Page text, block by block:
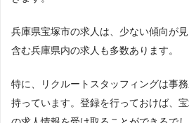
兵庫県宝塚市の求人は、少ない傾向が
含む兵庫県内の求人も多数あります。
特に、リクルートスタッフィングは事
持っています。登録を行っておけば、